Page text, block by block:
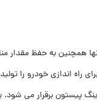
همچنین به حفظ مقدار
اندازی خودرو را
پیستون برقرار می